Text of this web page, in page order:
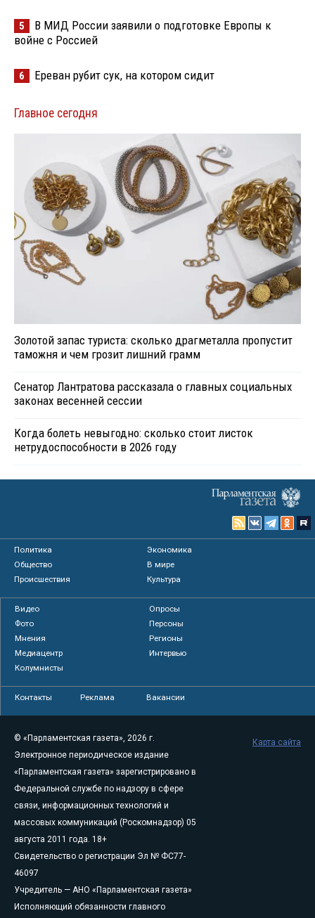
5
В МИД России заявили о подготовке Европы к
войне с Россией
6 Ереван рубит сук, на котором сидит
Главное сегодня
Золотой запас туриста: сколько драгметалла пропустит
таможня и чем грозит лишний грамм
Сенатор Лантратова рассказала о главных социальных
законах весенней сессии
Когда болеть невыгодно: сколько стоит листок
нетрудоспособности в 2026 году
Политика
Экономика
Общество
В мире
Происшествия
Культура
Видео
Опросы
Фото
Персоны
Мнения
Регионы
Медиацентр
Интервью
Колумнисты
Контакты Реклама Вакансии
© «Парламентская газета», 2026 г.
Электронное периодическое издание
«Парламентская газета» зарегистрировано в
Федеральной службе по надзору в сфере
связи, информационных технологий и
массовых коммуникаций (Роскомнадзор) 05
августа 2011 года. 18+
Свидетельство о регистрации Эл № ФС77-
46097
Учредитель — АНО «Парламентская газета»
Исполняющий обязанности главного
Карта сайта